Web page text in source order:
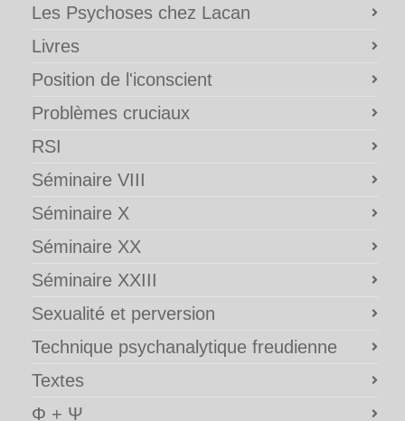
Les Psychoses chez Lacan
Livres
Position de l'iconscient
Problèmes cruciaux
RSI
Séminaire VIII
Séminaire X
Séminaire XX
Séminaire XXIII
Sexualité et perversion
Technique psychanalytique freudienne
Textes
Φ + Ψ